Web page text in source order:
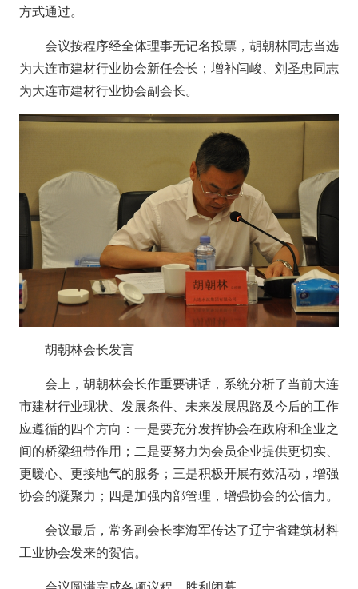
方式通过。
会议按程序经全体理事无记名投票，胡朝林同志当选
为大连市建材行业协会新任会长；增补闫峻、刘圣忠同志
为大连市建材行业协会副会长。
胡朝林会长发言
会上，胡朝林会长作重要讲话，系统分析了当前大连
市建材行业现状、发展条件、未来发展思路及今后的工作
应遵循的四个方向：一是要充分发挥协会在政府和企业之
间的桥梁纽带作用；二是要努力为会员企业提供更切实、
更暖心、更接地气的服务；三是积极开展有效活动，增强
协会的凝聚力；四是加强内部管理，增强协会的公信力。
会议最后，常务副会长李海军传达了辽宁省建筑材料
工业协会发来的贺信。